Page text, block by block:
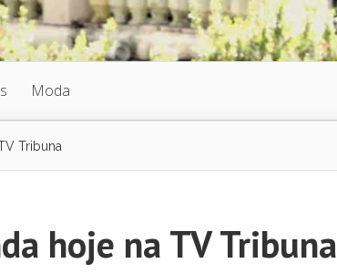
Moda
Tribuna
hoje na TV Tribuna